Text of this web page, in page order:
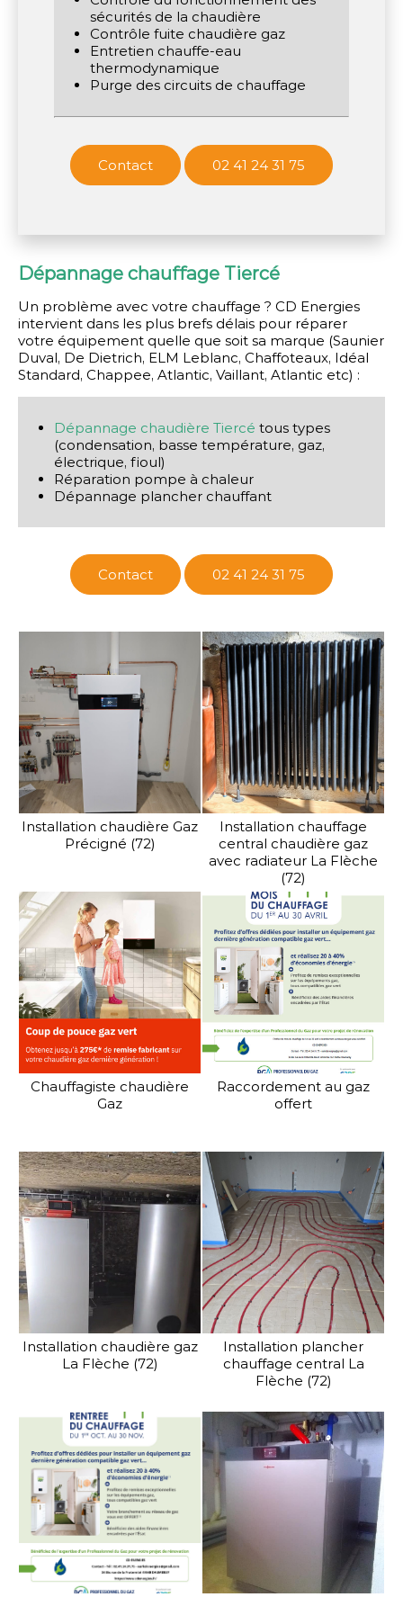
sécurités de la chaudière
Contrôle fuite chaudière gaz
Entretien chauffe-eau
thermodynamique
Purge des circuits de chauffage
Contact 02 41 24 31 75
Dépannage chauffage Tiercé
Un problème avec votre chauffage ? CD Energies
intervient dans les plus brefs délais pour réparer
votre équipement quelle que soit sa marque (Saunier
Duval, De Dietrich, ELM Leblanc, Chaffoteaux, Idéal
Standard, Chappee, Atlantic, Vaillant, Atlantic etc) :
Dépannage chaudière Tiercé tous types
(condensation, basse température, gaz,
électrique, fioul)
Réparation pompe à chaleur
Dépannage plancher chauffant
Contact 02 41 24 31 75
Installation chaudière Gaz
Précigné (72)
Installation chauffage
central chaudière gaz
avec radiateur La Flèche
(72)
Chauffagiste chaudière
Gaz
Raccordement au gaz
offert
Installation chaudière gaz
La Flèche (72)
Installation plancher
chauffage central La
Flèche (72)